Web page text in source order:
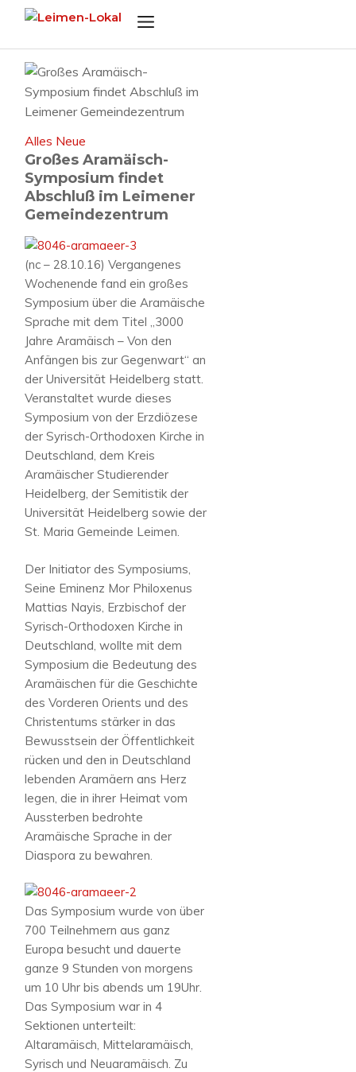
springen
Menü
Alles Neue
Großes Aramäisch-
Symposium findet
Abschluß im Leimener
Gemeindezentrum
(nc – 28.10.16) Vergangenes
Wochenende fand ein großes
Symposium über die Aramäische
Sprache mit dem Titel „3000
Jahre Aramäisch – Von den
Anfängen bis zur Gegenwart“ an
der Universität Heidelberg statt.
Veranstaltet wurde dieses
Symposium von der Erzdiözese
der Syrisch-Orthodoxen Kirche in
Deutschland, dem Kreis
Aramäischer Studierender
Heidelberg, der Semitistik der
Universität Heidelberg sowie der
St. Maria Gemeinde Leimen.
Der Initiator des Symposiums,
Seine Eminenz Mor Philoxenus
Mattias Nayis, Erzbischof der
Syrisch-Orthodoxen Kirche in
Deutschland, wollte mit dem
Symposium die Bedeutung des
Aramäischen für die Geschichte
des Vorderen Orients und des
Christentums stärker in das
Bewusstsein der Öffentlichkeit
rücken und den in Deutschland
lebenden Aramäern ans Herz
legen, die in ihrer Heimat vom
Aussterben bedrohte
Aramäische Sprache in der
Diaspora zu bewahren.
Das Symposium wurde von über
700 Teilnehmern aus ganz
Europa besucht und dauerte
ganze 9 Stunden von morgens
um 10 Uhr bis abends um 19Uhr.
Das Symposium war in 4
Sektionen unterteilt:
Altaramäisch, Mittelaramäisch,
Syrisch und Neuaramäisch. Zu